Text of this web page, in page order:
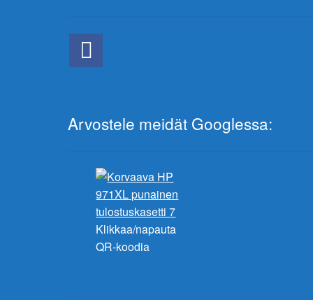
Arvostele meidät Googlessa:
Klikkaa/napauta
QR-koodia